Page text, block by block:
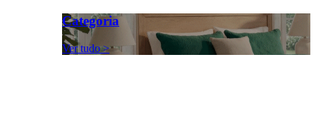
Categoria
Ver tudo >